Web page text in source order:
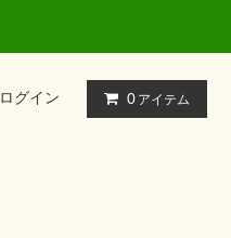
ログイン 0 アイテム